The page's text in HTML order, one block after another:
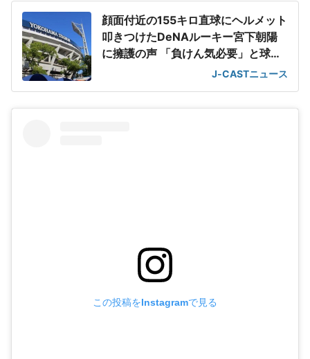
顔面付近の155キロ直球にヘルメット
叩きつけたDeNAルーキー宮下朝陽
に擁護の声 「負けん気必要」と球団
J-CASTニュース
この投稿をInstagramで見る